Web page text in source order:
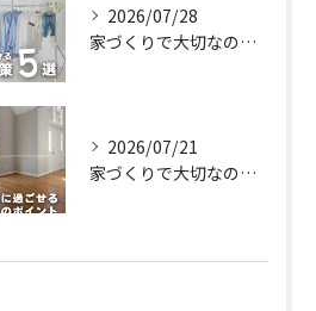
2026/07/28
家づくりで大切なのは、住んでからの快適さ🌿
2026/07/21
家づくりで大切なのは、住んでからの快適さ🌿